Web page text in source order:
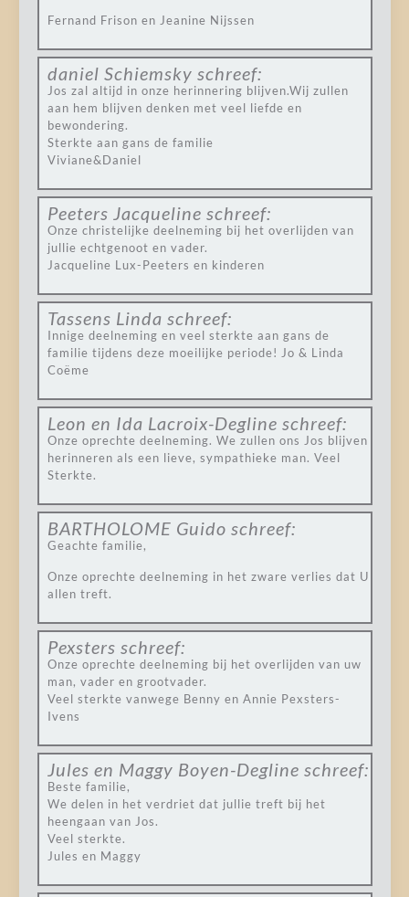
Fernand Frison en Jeanine Nijssen
daniel Schiemsky schreef:
Jos zal altijd in onze herinnering blijven.Wij zullen
aan hem blijven denken met veel liefde en
bewondering.
Sterkte aan gans de familie
Viviane&Daniel
Peeters Jacqueline schreef:
Onze christelijke deelneming bij het overlijden van
jullie echtgenoot en vader.
Jacqueline Lux-Peeters en kinderen
Tassens Linda schreef:
Innige deelneming en veel sterkte aan gans de
familie tijdens deze moeilijke periode! Jo & Linda
Coëme
Leon en Ida Lacroix-Degline schreef:
Onze oprechte deelneming. We zullen ons Jos blijven
herinneren als een lieve, sympathieke man. Veel
Sterkte.
BARTHOLOME Guido schreef:
Geachte familie,
Onze oprechte deelneming in het zware verlies dat U
allen treft.
Pexsters schreef:
Onze oprechte deelneming bij het overlijden van uw
man, vader en grootvader.
Veel sterkte vanwege Benny en Annie Pexsters-
Ivens
Jules en Maggy Boyen-Degline schreef:
Beste familie,
We delen in het verdriet dat jullie treft bij het
heengaan van Jos.
Veel sterkte.
Jules en Maggy